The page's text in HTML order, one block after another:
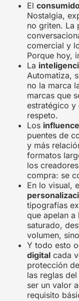
El
Nostalgia,
no griten. La
comercial y
Porque hoy,
La
Automatiza,
no la marca
marcas que
estratégico
respeto.
Los
puentes de
y más
formatos
los
compra: se
En lo visual,
tipografías
que apelan a
saturado,
volumen,
Y todo esto
digital cada
protección
las reglas
ser un valor
requisito